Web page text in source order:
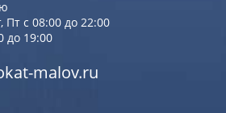
Пт с 08:00 до 22:00
до 19:00
malov.ru